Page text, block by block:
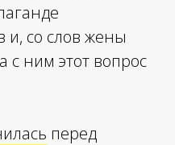
со слов жены
с ним этот вопрос
перед